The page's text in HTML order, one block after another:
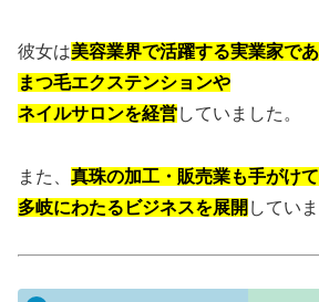
彼女は美容業界で活躍する実業家であ
まつ毛エクステンションや
ネイルサロンを経営していました。
また、 真珠の加工・販売業も手がけ
多岐にわたるビジネスを展開 していま